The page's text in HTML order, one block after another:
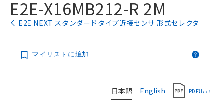
E2E-X16MB212-R 2M
E2E NEXT スタンダードタイプ近接センサ 形式セレクタ
マイリストに追加
日本語 English PDF出力